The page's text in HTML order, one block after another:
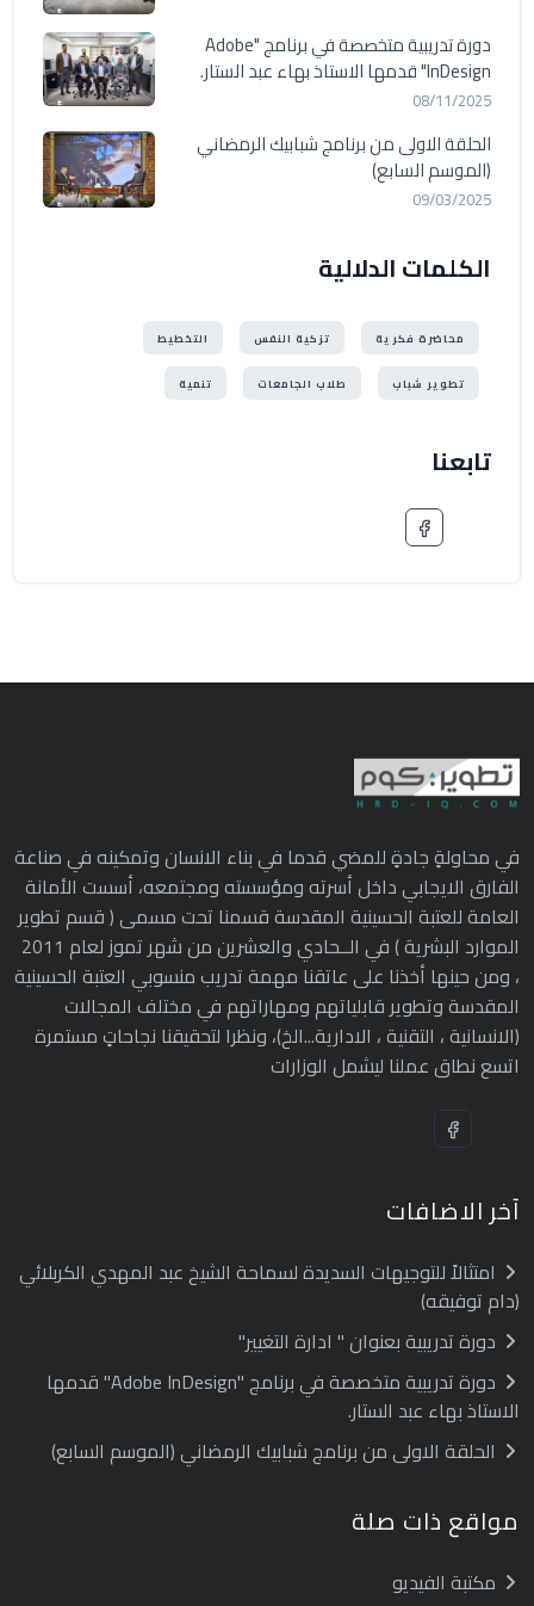
دورة تدريبية متخصصة في برنامج "Adobe
InDesign" قدمها الاستاذ بهاء عبد الستار.
08/11/2025
الحلقة الاولى من برنامج شبابيك الرمضاني
(الموسم السابع)
09/03/2025
الكلمات الدلالية
محاضرة فكرية تزكية النفس التخطيط
تطوير شباب طلاب الجامعات تنمية
تابعنا
في محاولةٍ جادةٍ للمضي قدما في بناء الانسان وتمكينه في صناعة
الفارق الايجابي داخل أسرته ومؤسسته ومجتمعه، أسست الأمانة
العامة للعتبة الحسينية المقدسة قسمنا تحت مسمى ( قسم تطوير
الموارد البشرية ) في الــحادي والعشرين من شهر تموز لعام 2011
، ومن حينها أخذنا على عاتقنا مهمة تدريب منسوبي العتبة الحسينية
المقدسة وتطوير قابلياتهم ومهاراتهم في مختلف المجالات
(الانسانية ، التقنية ، الادارية...الخ)، ونظرا لتحقيقنا نجاحاتٍ مستمرة
اتسع نطاق عملنا ليشمل الوزارات
آخر الاضافات
امتثالاً للتوجيهات السديدة لسماحة الشيخ عبد المهدي الكربلائي
(دام توفيقه)
دورة تدريبية بعنوان " ادارة التغيير"
دورة تدريبية متخصصة في برنامج "Adobe InDesign" قدمها
الاستاذ بهاء عبد الستار.
الحلقة الاولى من برنامج شبابيك الرمضاني (الموسم السابع)
مواقع ذات صلة
مكتبة الفيديو